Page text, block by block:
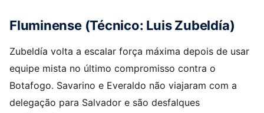
Fluminense (Técnico: Luis Zubeldía)
Zubeldía volta a escalar força máxima depois de usar
equipe mista no último compromisso contra o
Botafogo. Savarino e Everaldo não viajaram com a
delegação para Salvador e são desfalques